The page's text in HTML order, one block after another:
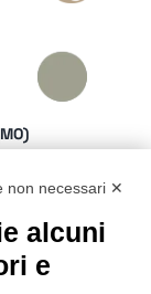
non necessari ✕
alcuni
e